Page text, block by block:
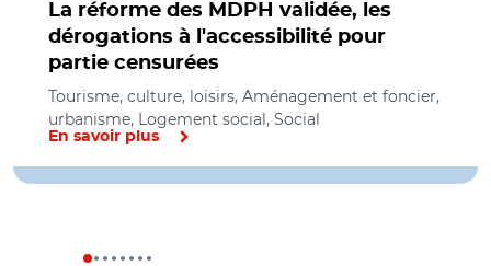
La réforme des MDPH validée, les
dérogations à l'accessibilité pour
partie censurées
Tourisme, culture, loisirs, Aménagement et foncier,
urbanisme, Logement social, Social
En savoir plus